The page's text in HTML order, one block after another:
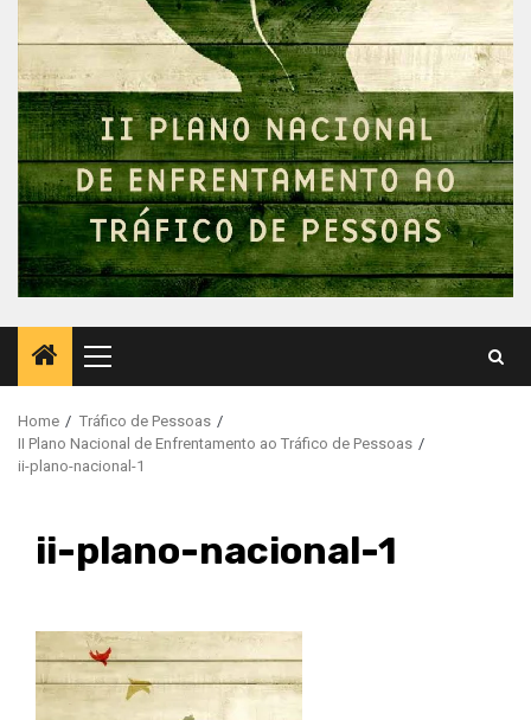
Primary
Menu
Home
Tráfico de Pessoas
II Plano Nacional de Enfrentamento ao Tráfico de Pessoas
ii-plano-nacional-1
ii-plano-nacional-1